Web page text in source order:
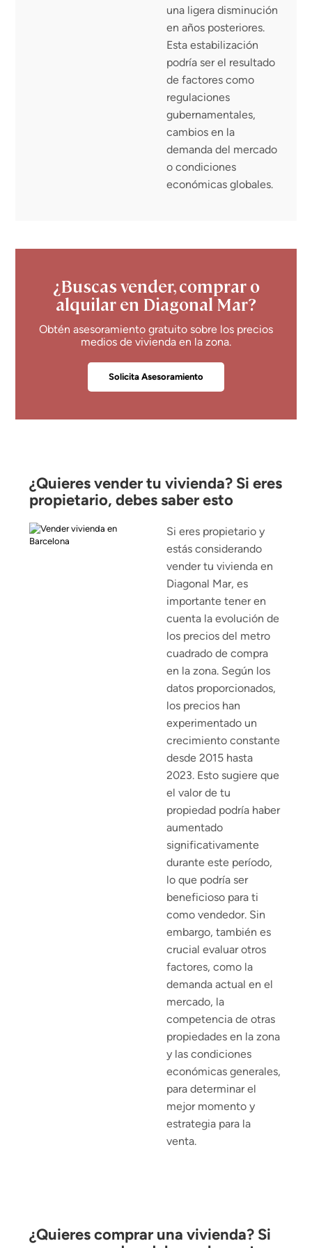
una ligera disminución
en años posteriores.
Esta estabilización
podría ser el resultado
de factores como
regulaciones
gubernamentales,
cambios en la
demanda del mercado
o condiciones
económicas globales.
¿Buscas vender, comprar o
alquilar en Diagonal Mar?
Obtén asesoramiento gratuito sobre los precios
medios de vivienda en la zona.
Solicita Asesoramiento
¿Quieres vender tu vivienda? Si eres
propietario, debes saber esto
Si eres propietario y
estás considerando
vender tu vivienda en
Diagonal Mar, es
importante tener en
cuenta la evolución de
los precios del metro
cuadrado de compra
en la zona. Según los
datos proporcionados,
los precios han
experimentado un
crecimiento constante
desde 2015 hasta
2023. Esto sugiere que
el valor de tu
propiedad podría haber
aumentado
significativamente
durante este período,
lo que podría ser
beneficioso para ti
como vendedor. Sin
embargo, también es
crucial evaluar otros
factores, como la
demanda actual en el
mercado, la
competencia de otras
propiedades en la zona
y las condiciones
económicas generales,
para determinar el
mejor momento y
estrategia para la
venta.
¿Quieres comprar una vivienda? Si